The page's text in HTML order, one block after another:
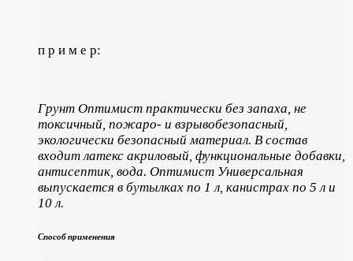
п р и м е р:
Грунт Оптимист практически без запаха, не
токсичный, пожаро- и взрывобезопасный,
экологически безопасный материал. В состав
входит латекс акриловый, функциональные добавки,
антисептик, вода. Оптимист Универсальная
выпускается в бутылках по 1 л, канистрах по 5 л и
10 л.
Способ применения